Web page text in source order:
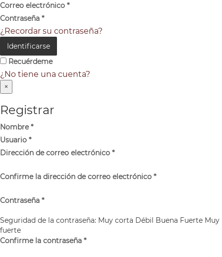
Correo electrónico *
Contraseña *
¿Recordar su contraseña?
Identificarse
Recuérdeme
¿No tiene una cuenta?
×
Registrar
Nombre*
Usuario *
Dirección de correo electrónico *
Confirme la dirección de correo electrónico *
Contraseña *
Seguridad de la contraseña: Muy corta Débil Buena Fuerte Muy
fuerte
Confirme la contraseña *